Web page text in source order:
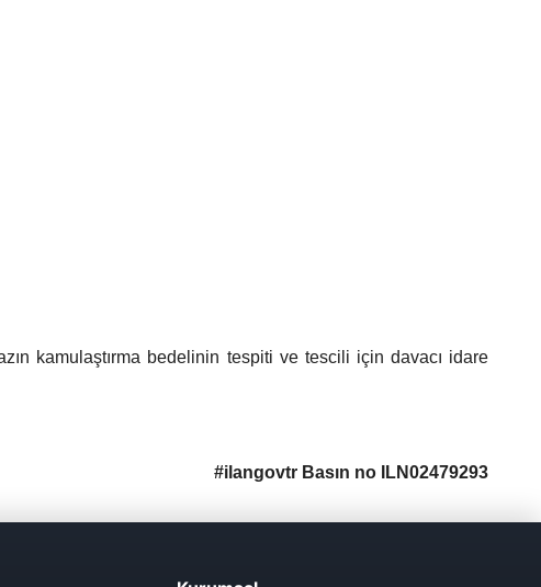
kamulaştırma bedelinin tespiti ve tescili için davacı idare
#ilangovtr Basın no ILN02479293